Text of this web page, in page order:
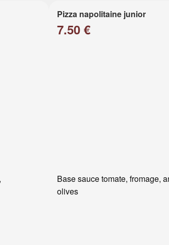
Pizza napolitaine junior
7.50 €
Base sauce tomate, fromage,
olives